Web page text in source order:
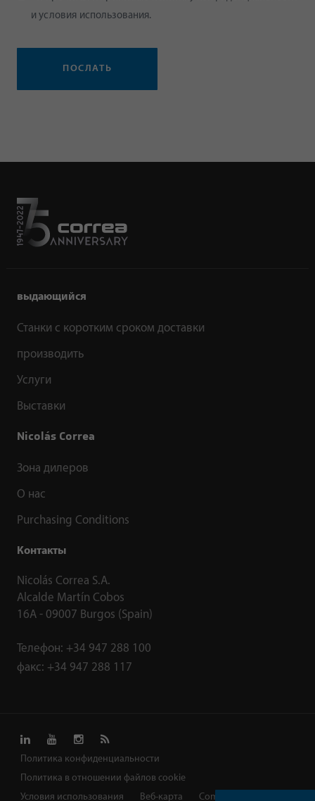
и условия использования.
ПОСЛАТЬ
выдающийся
Станки с коротким сроком доставки
производить
Услуги
Выставки
Nicolás Correa
Зона дилеров
О нас
Purchasing Conditions
Контакты
Nicolás Correa S.A.
Alcalde Martín Cobos
16A - 09007 Burgos (Spain)
Телефон: +34 947 288 100
факс: +34 947 288 117
Политика конфиденциальности
Политика в отношении файлов cookie
Условия использования
Веб-карта Complaints channel